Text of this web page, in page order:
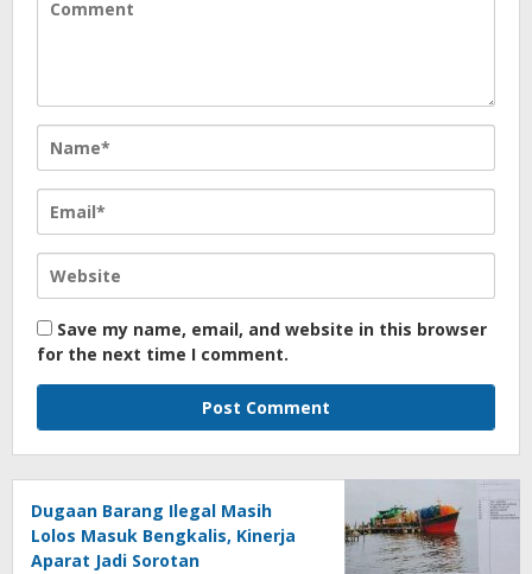
Save my name, email, and website in this browser
for the next time I comment.
Dugaan Barang Ilegal Masih
Lolos Masuk Bengkalis, Kinerja
Aparat Jadi Sorotan